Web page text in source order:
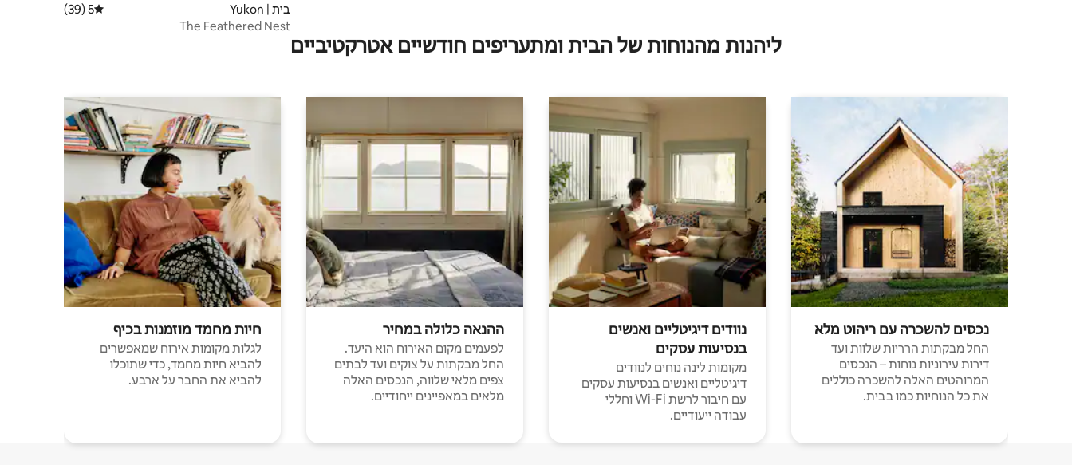
בית | Yukon דירוג ממוצע של 5 מתוך 5, 39 ביקורות
5 (39)
The Feathered Nest
ליהנות מהנוחות של הבית ומתעריפים חודשיים אטרקטיביים
נכסים להשכרה עם ריהוט מלא
החל מבקתות הרריות שלוות ועד
דירות עירוניות נוחות – הנכסים
המרוהטים האלה להשכרה כוללים
את כל הנוחיות כמו בבית.
נוודים דיגיטליים ואנשים
בנסיעות עסקים
מקומות לינה נוחים לנוודים
דיגיטליים ואנשים בנסיעות עסקים
עם חיבור לרשת Wi-Fi וחללי
עבודה ייעודיים.
ההנאה כלולה במחיר
לפעמים מקום האירוח הוא היעד.
החל מבקתות על צוקים ועד לבתים
צפים מלאי שלווה, הנכסים האלה
מלאים במאפיינים ייחודיים.
חיות מחמד מוזמנות בכיף
לגלות מקומות אירוח שמאפשרים
להביא חיות מחמד, כדי שתוכלו
להביא את החבר על ארבע.